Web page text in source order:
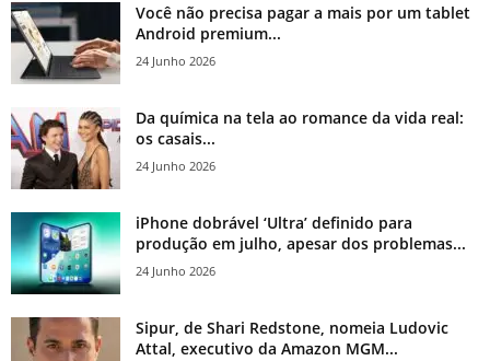
Você não precisa pagar a mais por um tablet
Android premium...
24 Junho 2026
Da química na tela ao romance da vida real:
os casais...
24 Junho 2026
iPhone dobrável ‘Ultra’ definido para
produção em julho, apesar dos problemas...
24 Junho 2026
Sipur, de Shari Redstone, nomeia Ludovic
Attal, executivo da Amazon MGM...